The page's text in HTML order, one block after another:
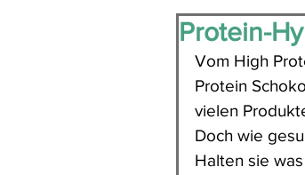
Protein-
Vom High
Protein
vielen
Doch wie
Halten sie